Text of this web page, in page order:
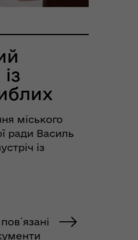
міського
ради Василь
із